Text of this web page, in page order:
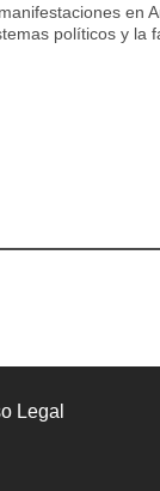
en
políticos y la
Legal